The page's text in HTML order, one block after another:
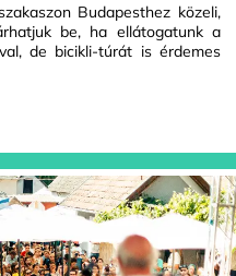
Budapesthez közeli,
be, ha ellátogatunk a
de bicikli-túrát is érdemes